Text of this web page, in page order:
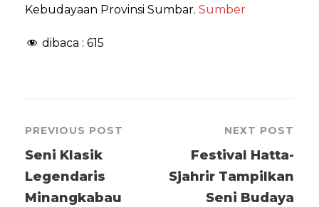
Kebudayaan Provinsi Sumbar. Sumber
dibaca : 615
PREVIOUS POST
Seni Klasik
Legendaris
Minangkabau
NEXT POST
Festival Hatta-
Sjahrir Tampilkan
Seni Budaya